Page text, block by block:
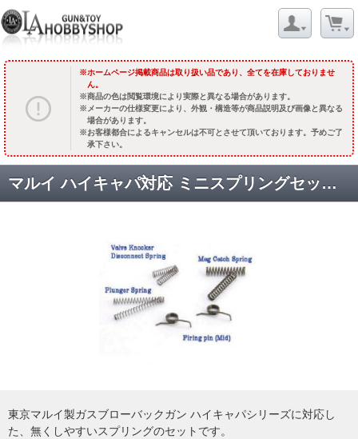
ホームページ掲載商品は取り扱い品であり、全てを在庫しておりませ
ん。
商品の色は閲覧環境により実際と異なる場合があります。
メーカーの仕様変更により、外観・構造等が商品説明及び画像と異なる
場合があります。
お客様都合によるキャンセルは不可とさせて頂いております。予めご了
承下さい。
マルイ ハイキャパ対応 ミニスプリングセット(2セット入) [AIP-51-78] [取寄]
東京マルイ製ガスブローバックガン ハイキャパシリーズに対応し
た、無くしやすいスプリングのセットです。